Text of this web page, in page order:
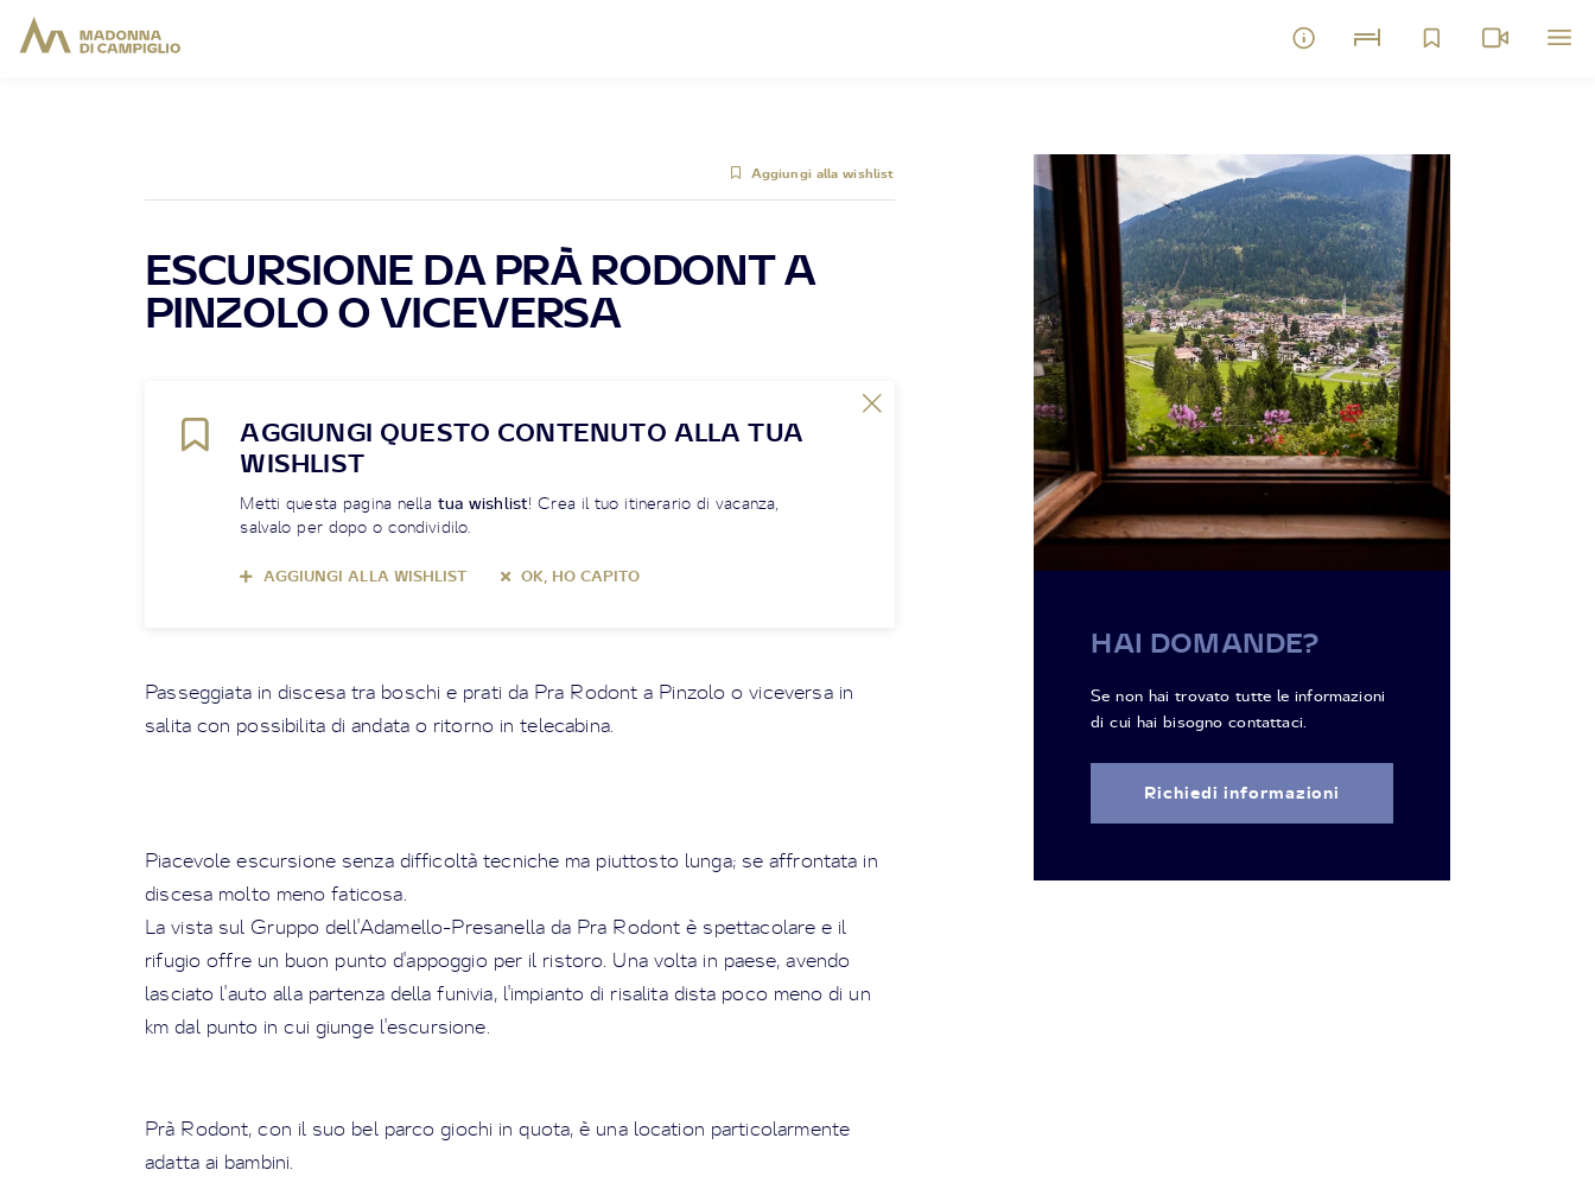
Aggiungi alla wishlist
ESCURSIONE DA PRÀ RODONT A
PINZOLO O VICEVERSA
AGGIUNGI QUESTO CONTENUTO ALLA TUA
WISHLIST
Metti questa pagina nella tua wishlist! Crea il tuo itinerario di vacanza,
salvalo per dopo o condividilo.
AGGIUNGI ALLA WISHLIST OK, HO CAPITO
Passeggiata in discesa tra boschi e prati da Pra Rodont a Pinzolo o viceversa in
salita con possibilita di andata o ritorno in telecabina.
Piacevole escursione senza difficoltà tecniche ma piuttosto lunga; se affrontata in
discesa molto meno faticosa.
La vista sul Gruppo dell'Adamello-Presanella da Pra Rodont è spettacolare e il
rifugio offre un buon punto d'appoggio per il ristoro. Una volta in paese, avendo
lasciato l'auto alla partenza della funivia, l'impianto di risalita dista poco meno di un
km dal punto in cui giunge l'escursione.
Prà Rodont, con il suo bel parco giochi in quota, è una location particolarmente
adatta ai bambini.
HAI DOMANDE?
Se non hai trovato tutte le informazioni
di cui hai bisogno contattaci.
Richiedi informazioni